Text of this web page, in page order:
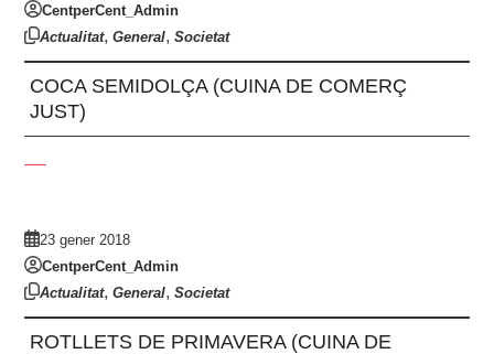
CentperCent_Admin
Actualitat,General,Societat
COCA SEMIDOLÇA (CUINA DE COMERÇ
JUST)
23 gener 2018
CentperCent_Admin
Actualitat,General,Societat
ROTLLETS DE PRIMAVERA (CUINA DE